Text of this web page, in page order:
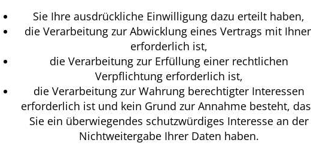
Sie Ihre ausdrückliche Einwilligung dazu erteilt haben,
die Verarbeitung zur Abwicklung eines Vertrags mit
erforderlich ist,
die Verarbeitung zur Erfüllung einer rechtlichen
Verpflichtung erforderlich ist,
die Verarbeitung zur Wahrung berechtigter Interessen
erforderlich ist und kein Grund zur Annahme besteht,
Sie ein überwiegendes schutzwürdiges Interesse an der
Nichtweitergabe Ihrer Daten haben.